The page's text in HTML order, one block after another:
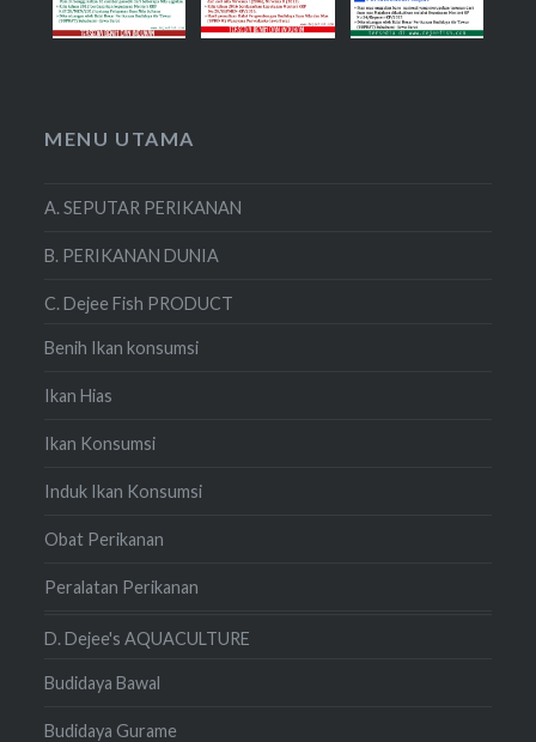
MENU UTAMA
A. SEPUTAR PERIKANAN
B. PERIKANAN DUNIA
C. Dejee Fish PRODUCT
Benih Ikan konsumsi
Ikan Hias
Ikan Konsumsi
Induk Ikan Konsumsi
Obat Perikanan
Peralatan Perikanan
D. Dejee's AQUACULTURE
Budidaya Bawal
Budidaya Gurame